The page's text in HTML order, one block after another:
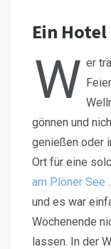
Ein Hotel
W er
gönnen und
genießen oder
Ort für eine
am Plöner See
und es war
Wochenende
lassen. In der